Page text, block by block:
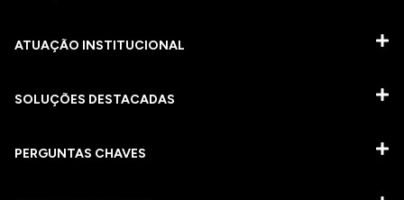
ATUAÇÃO INSTITUCIONAL
SOLUÇÕES DESTACADAS
PERGUNTAS CHAVES​